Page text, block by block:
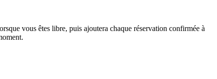
vous êtes libre, puis ajoutera chaque réservation confirmée à